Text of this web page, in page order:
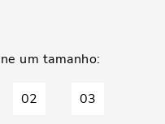
02 03